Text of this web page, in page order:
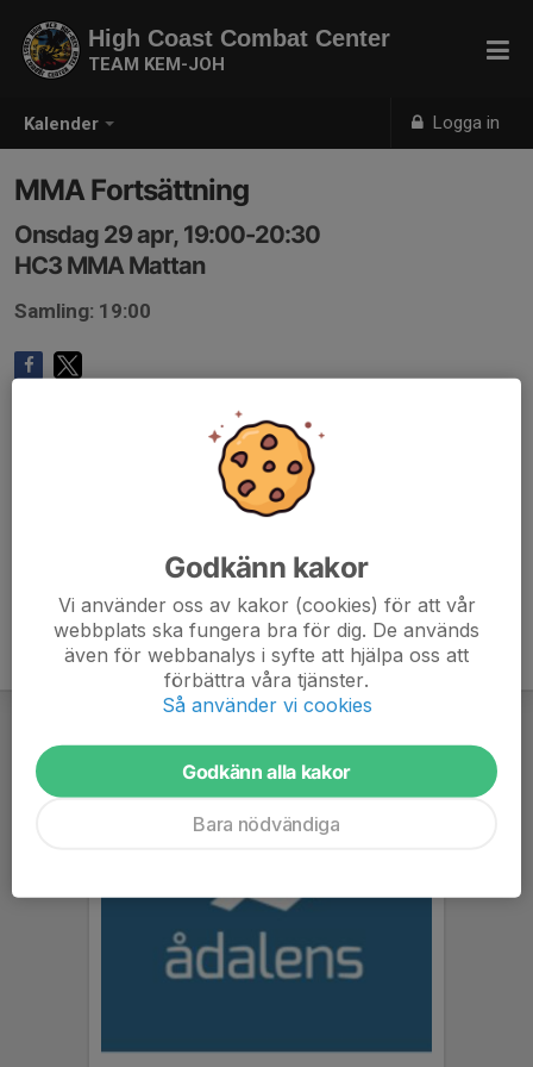
Kalender Logga in
High Coast Combat Center
TEAM KEM-JOH
MMA Fortsättning
Onsdag 29 apr, 19:00-20:30
HC3 MMA Mattan
Samling: 19:00
Godkänn kakor
Vi använder oss av kakor (cookies) för att vår
webbplats ska fungera bra för dig. De används
även för webbanalys i syfte att hjälpa oss att
förbättra våra tjänster.
Så använder vi cookies
Godkänn alla kakor
Bara nödvändiga